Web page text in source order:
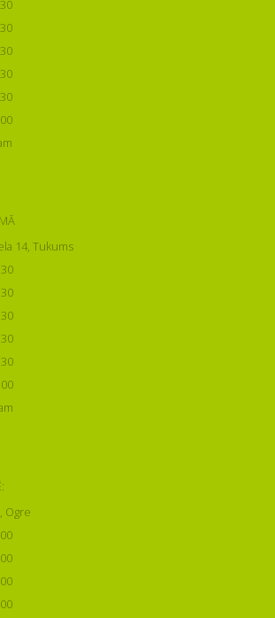
14, Tukums
Ogre